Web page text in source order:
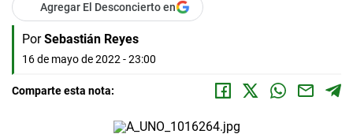
Agregar El Desconcierto en
Por Sebastián Reyes
16 de mayo de 2022 - 23:00
Comparte esta nota: